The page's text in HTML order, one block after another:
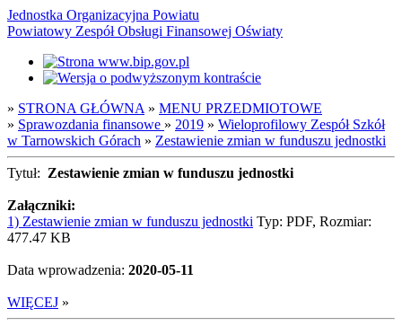
Jednostka Organizacyjna Powiatu
Powiatowy Zespół Obsługi Finansowej Oświaty
» STRONA GŁÓWNA » MENU PRZEDMIOTOWE
» Sprawozdania finansowe » 2019 » Wieloprofilowy Zespół Szkół
w Tarnowskich Górach » Zestawienie zmian w funduszu jednostki
Tytuł: Zestawienie zmian w funduszu jednostki
Załączniki:
1) Zestawienie zmian w funduszu jednostki Typ: PDF, Rozmiar:
477.47 KB
Data wprowadzenia: 2020-05-11
WIĘCEJ »